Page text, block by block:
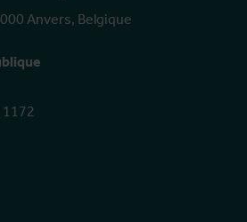
Anvers, Belgique
1172